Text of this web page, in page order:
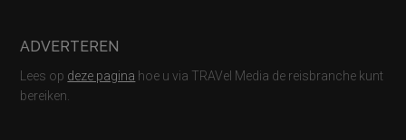
ADVERTEREN
Lees op deze pagina hoe u via TRAVel Media de reisbranche kunt
bereiken.